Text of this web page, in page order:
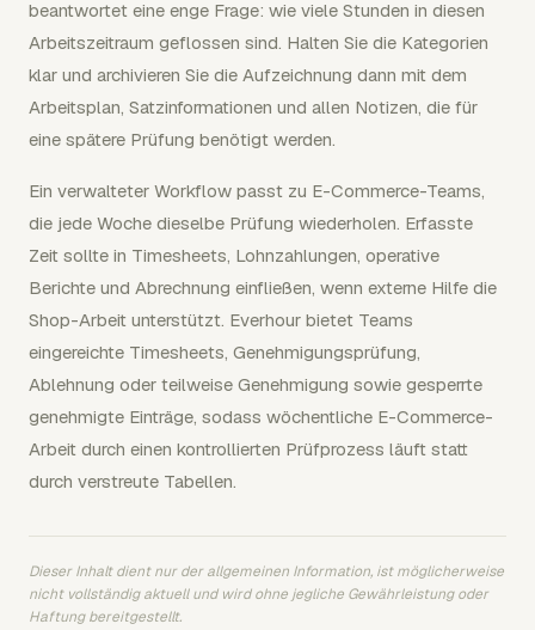
beantwortet eine enge Frage: wie viele Stunden in diesen
Arbeitszeitraum geflossen sind. Halten Sie die Kategorien
klar und archivieren Sie die Aufzeichnung dann mit dem
Arbeitsplan, Satzinformationen und allen Notizen, die für
eine spätere Prüfung benötigt werden.
Ein verwalteter Workflow passt zu E-Commerce-Teams,
die jede Woche dieselbe Prüfung wiederholen. Erfasste
Zeit sollte in Timesheets, Lohnzahlungen, operative
Berichte und Abrechnung einfließen, wenn externe Hilfe die
Shop-Arbeit unterstützt. Everhour bietet Teams
eingereichte Timesheets, Genehmigungsprüfung,
Ablehnung oder teilweise Genehmigung sowie gesperrte
genehmigte Einträge, sodass wöchentliche E-Commerce-
Arbeit durch einen kontrollierten Prüfprozess läuft statt
durch verstreute Tabellen.
Dieser Inhalt dient nur der allgemeinen Information, ist möglicherweise
nicht vollständig aktuell und wird ohne jegliche Gewährleistung oder
Haftung bereitgestellt.